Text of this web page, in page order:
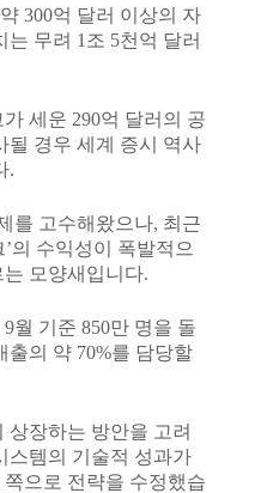
300억 달러 이상의 자
무려 1조 5천억 달러
세운 290억 달러의 공
될 경우 세계 증시 역사
.
를 고수해왔으나, 최근
의 수익성이 폭발적으
모양새입니다.
월 기준 850만 명을 돌
출의 약 70%를 담당할
상장하는 방안을 고려
스템의 기술적 성과가
으로 전략을 수정했습